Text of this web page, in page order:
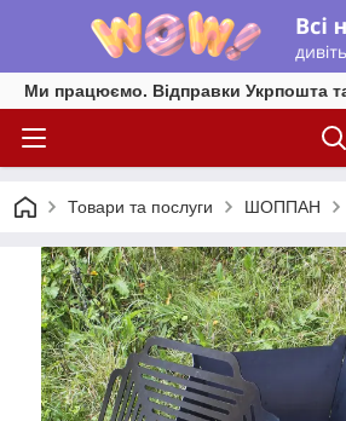
Ми працюємо. Відправки Укрпошта
Товари та послуги ШОППАН